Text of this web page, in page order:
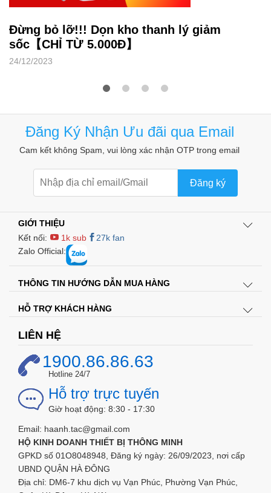
Đừng bỏ lỡ!!! Dọn kho thanh lý giảm
sốc【CHỈ TỪ 5.000Đ】
24/12/2023
Đăng Ký Nhận Ưu đãi qua Email
Cam kết không Spam, vui lòng xác nhận OTP trong email
Đăng ký
GIỚI THIỆU
Kết nối:
1k sub
27k fan
Zalo Official:
THÔNG TIN HƯỚNG DẪN MUA HÀNG
HỖ TRỢ KHÁCH HÀNG
LIÊN HỆ
1900.86.86.63
Hotline 24/7
Hỗ trợ trực tuyến
Giờ hoạt động: 8:30 - 17:30
Email: haanh.tac@gmail.com
HỘ KINH DOANH THIẾT BỊ THÔNG MINH
GPKD số 01O8048948, Đăng ký ngày: 26/09/2023, nơi cấp
UBND QUẬN HÀ ĐÔNG
Địa chỉ: DM6-7 khu dịch vụ Vạn Phúc, Phường Vạn Phúc,